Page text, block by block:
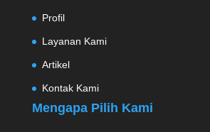
Profil
Layanan Kami
Artikel
Kontak Kami
Mengapa Pilih Kami